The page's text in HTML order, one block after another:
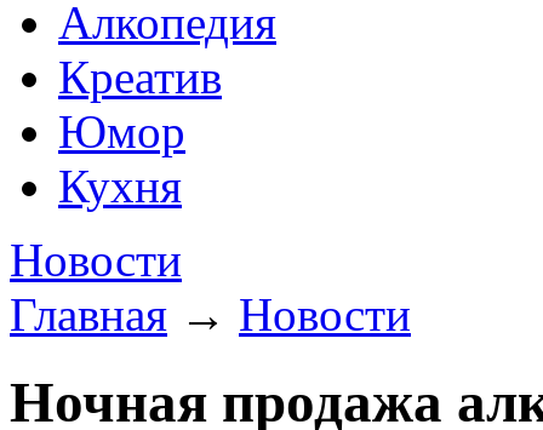
Алкопедия
Креатив
Юмор
Кухня
Новости
Главная → Новости
Ночная продажа